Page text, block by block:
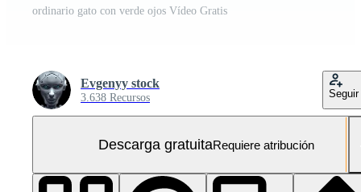
ordinario gato con verde ojos Vídeo Gratis
Evgenyy stock
3.638 Recursos Seguir
Descarga gratuitaRequiere atribución